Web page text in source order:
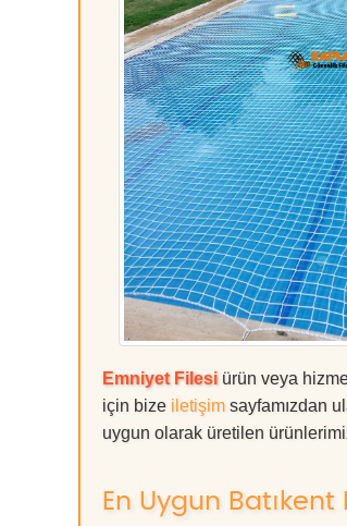
Emniyet Filesi ürün veya
için bize iletişim sayfamızdan
uygun olarak üretilen
En Uygun